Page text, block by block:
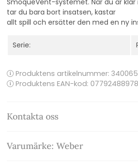
SmoqueVent-systemet. När du är
tar du bara bort insatsen, kastar
allt spill och ersätter den med en ny
Serie:
Produktens artikelnummer:
Produktens EAN-kod:
Kontakta oss
Varumärke: Weber